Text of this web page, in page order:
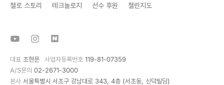
첼로 스토리 테크놀로지 선수 후원 첼린지도
대표 조현문 사업자등록번호 119-81-07359
A/S문의 02-2671-3000
본사 서울특별시 서초구 강남대로 343, 4층 (서초동, 신덕빌딩)